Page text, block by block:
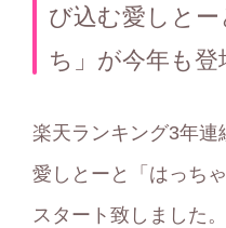
び込む愛しと
ち」が今年も登
楽天ランキング3年連
愛しとーと「はっち
スタート致しました。